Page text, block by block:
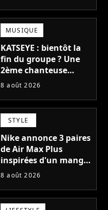
pensais ne plus
jamais chanter"
MUSIQUE
KATSEYE : bientôt la
fin du groupe ? Une
2ème chanteuse
s'éloigne en 6 mois,
décision n’a pas été
facile"
8 août 2026
STYLE
Nike annonce 3 paires
de Air Max Plus
inspirées d'un manga
culte de 1190
tomes
8 août 2026